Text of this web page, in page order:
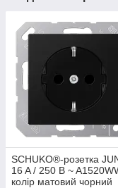
SCHUKO®-розетка
16 A / 250 B ~
колір матовий чорний